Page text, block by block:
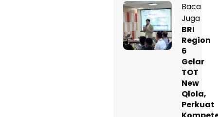
Baca
Juga
BRI
Region
6
Gelar
TOT
New
Qlola,
Perkuat